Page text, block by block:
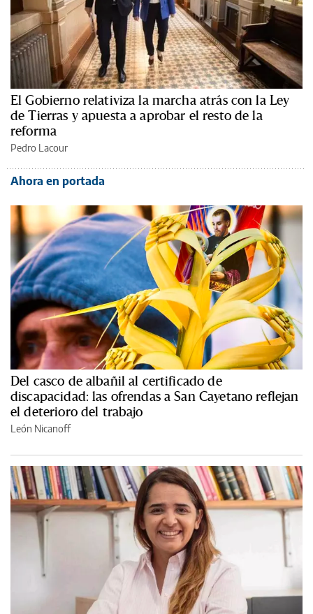
El Gobierno relativiza la marcha atrás con la Ley
de Tierras y apuesta a aprobar el resto de la
reforma
Pedro Lacour
Ahora en portada
Del casco de albañil al certificado de
discapacidad: las ofrendas a San Cayetano reflejan
el deterioro del trabajo
León Nicanoff